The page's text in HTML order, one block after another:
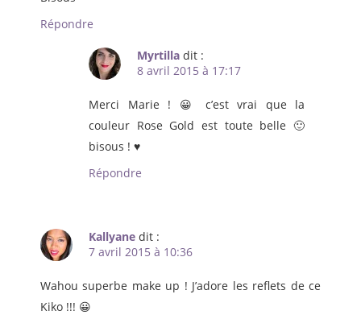
Répondre
Myrtilla dit :
8 avril 2015 à 17:17
Merci Marie ! 😀 c’est vrai que la
couleur Rose Gold est toute belle 🙂
bisous ! ♥
Répondre
Kallyane dit :
7 avril 2015 à 10:36
Wahou superbe make up ! J’adore les reflets de ce
Kiko !!! 😀